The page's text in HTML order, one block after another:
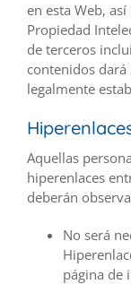
en esta Web,
Propiedad
de terceros
contenidos
legalmente
Aquellas
hiperenlaces
deberán
No será
página de